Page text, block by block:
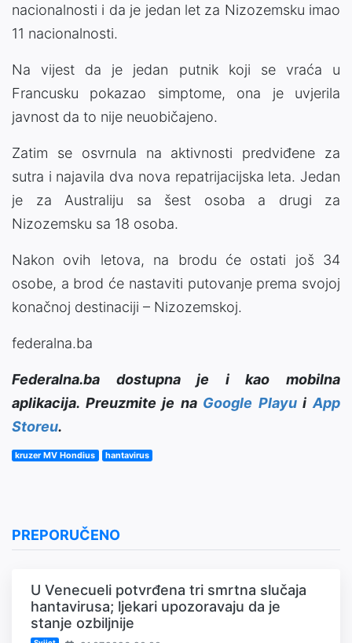
nacionalnosti i da je jedan let za Nizozemsku imao
11 nacionalnosti.
Na vijest da je jedan putnik koji se vraća u
Francusku pokazao simptome, ona je uvjerila
javnost da to nije neuobičajeno.
Zatim se osvrnula na aktivnosti predviđene za
sutra i najavila dva nova repatrijacijska leta. Jedan
je za Australiju sa šest osoba a drugi za
Nizozemsku sa 18 osoba.
Nakon ovih letova, na brodu će ostati još 34
osobe, a brod će nastaviti putovanje prema svojoj
konačnoj destinaciji – Nizozemskoj.
federalna.ba
Federalna.ba dostupna je i kao mobilna
aplikacija. Preuzmite je na Google PlayuiApp
Storeu.
kruzer MV Hondius hantavirus
PREPORUČENO
U Venecueli potvrđena tri smrtna slučaja
hantavirusa; ljekari upozoravaju da je
stanje ozbiljnije